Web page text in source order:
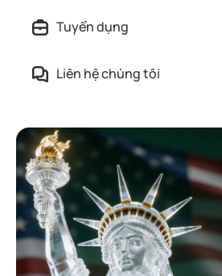
Tuyển dụng
Liên hệ chúng tôi